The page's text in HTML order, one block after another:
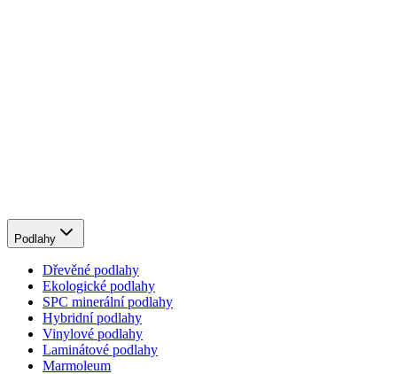
Podlahy
Dřevěné podlahy
Ekologické podlahy
SPC minerální podlahy
Hybridní podlahy
Vinylové podlahy
Laminátové podlahy
Marmoleum